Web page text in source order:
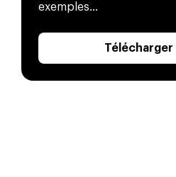
exemples...
Télécharger